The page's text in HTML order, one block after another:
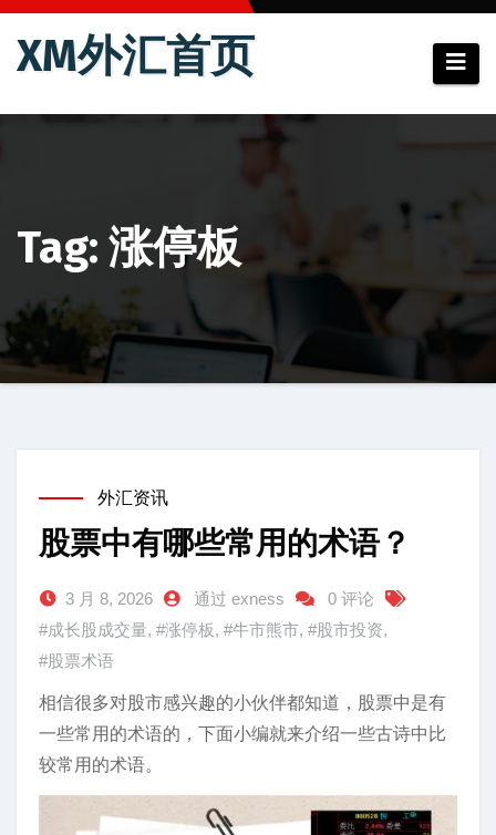
跳
XM外汇首页
Tag: 涨停板
外汇资讯
股票中有哪些常用的术语？
3 月 8, 2026 通过 exness
0 评论
#成长股成交量, #涨停板, #牛市熊市, #股市投资,
#股票术语
相信很多对股市感兴趣的小伙伴都知道，股票中是有
一些常用的术语的，下面小编就来介绍一些古诗中比
较常用的术语。